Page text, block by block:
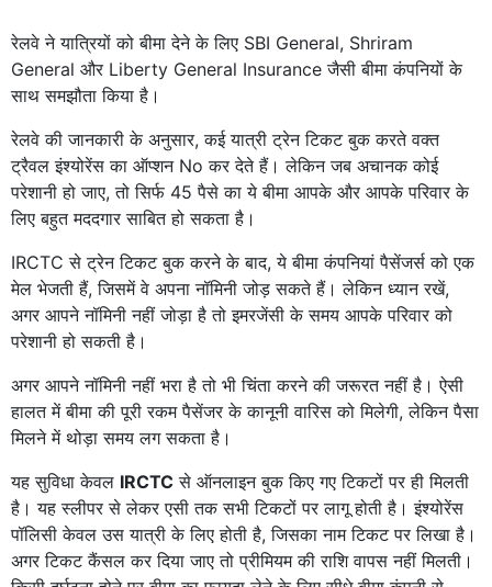
रेलवे ने यात्रियों को बीमा देने के लिए SBI General, Shriram
General और Liberty General Insurance जैसी बीमा कंपनियों के
साथ समझौता किया है।
रेलवे की जानकारी के अनुसार, कई यात्री ट्रेन टिकट बुक करते वक्त
ट्रैवल इंश्योरेंस का ऑप्शन No कर देते हैं। लेकिन जब अचानक कोई
परेशानी हो जाए, तो सिर्फ 45 पैसे का ये बीमा आपके और आपके परिवार के
लिए बहुत मददगार साबित हो सकता है।
IRCTC से ट्रेन टिकट बुक करने के बाद, ये बीमा कंपनियां पैसेंजर्स को एक
मेल भेजती हैं, जिसमें वे अपना नॉमिनी जोड़ सकते हैं। लेकिन ध्यान रखें,
अगर आपने नॉमिनी नहीं जोड़ा है तो इमरजेंसी के समय आपके परिवार को
परेशानी हो सकती है।
अगर आपने नॉमिनी नहीं भरा है तो भी चिंता करने की जरूरत नहीं है। ऐसी
हालत में बीमा की पूरी रकम पैसेंजर के कानूनी वारिस को मिलेगी, लेकिन पैसा
मिलने में थोड़ा समय लग सकता है।
यह सुविधा केवल IRCTC से ऑनलाइन बुक किए गए टिकटों पर ही मिलती
है। यह स्लीपर से लेकर एसी तक सभी टिकटों पर लागू होती है। इंश्योरेंस
पॉलिसी केवल उस यात्री के लिए होती है, जिसका नाम टिकट पर लिखा है।
अगर टिकट कैंसल कर दिया जाए तो प्रीमियम की राशि वापस नहीं मिलती।